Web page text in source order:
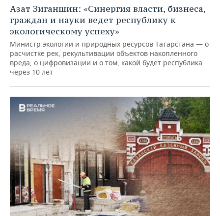
Азат Зиганшин: «Синергия власти, бизнеса,
граждан и науки ведет республику к
экологическому успеху»
Министр экологии и природных ресурсов Татарстана — о
расчистке рек, рекультивации объектов накопленного
вреда, о цифровизации и о том, какой будет республика
через 10 лет